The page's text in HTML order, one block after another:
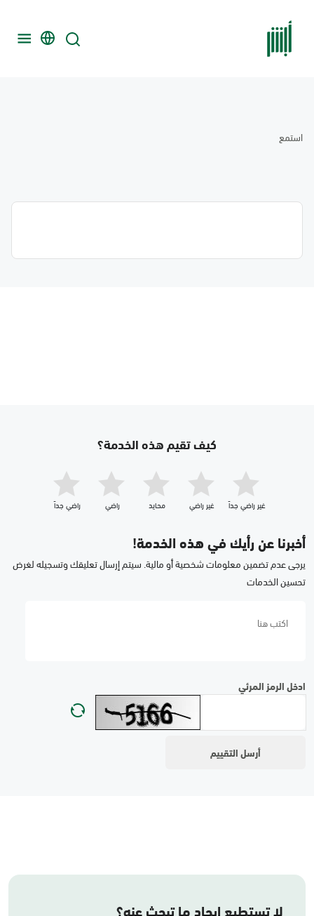
استمع
كيف تقيم هذه الخدمة؟
غير راضي جداّ غير راضي محايد راضي راضي جداّ
أخبرنا عن رأيك في هذه الخدمة!
يرجى عدم تضمين معلومات شخصية أو مالية. سيتم إرسال تعليقك وتسجيله لغرض
تحسين الخدمات
ادخل الرمز المرئي
لا تستطيع إيجاد ما تبحث عنه؟